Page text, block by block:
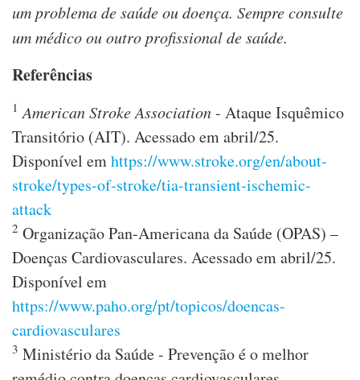
um problema de saúde ou doença. Sempre consulte
um médico ou outro profissional de saúde.
Referências
1 American Stroke Association- Ataque Isquêmico
Transitório (AIT). Acessado em abril/25.
Disponível emhttps://www.stroke.org/en/about-
stroke/types-of-stroke/tia-transient-ischemic-
attack
2 Organização Pan-Americana da Saúde (OPAS) –
Doenças Cardiovasculares. Acessado em abril/25.
Disponível em
https://www.paho.org/pt/topicos/doencas-
cardiovasculares
3 Ministério da Saúde - Prevenção é o melhor